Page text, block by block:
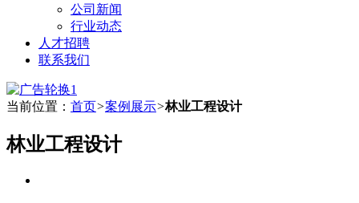
公司新闻
行业动态
人才招聘
联系我们
当前位置： 首页>案例展示>林业工程设计
林业工程设计